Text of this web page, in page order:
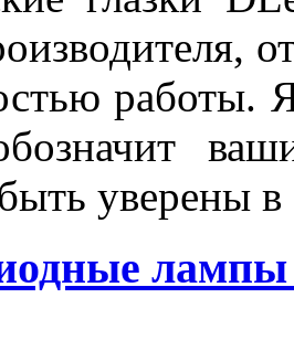
работы.
уверены